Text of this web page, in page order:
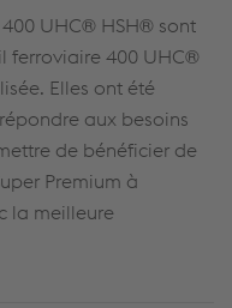
UHC® HSH® sont
ferroviaire 400 UHC®
Elles ont été
aux besoins
de bénéficier de
Premium à
la meilleure